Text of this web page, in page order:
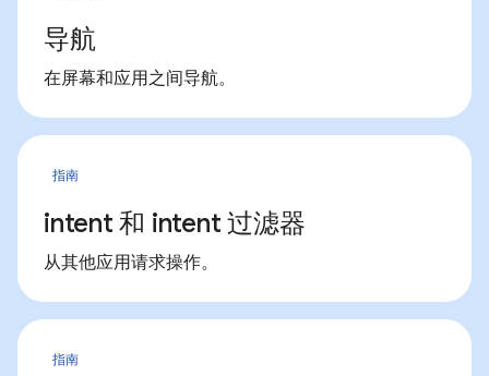
导航
在屏幕和应用之间导航。
指南
intent 和 intent 过滤器
从其他应用请求操作。
指南